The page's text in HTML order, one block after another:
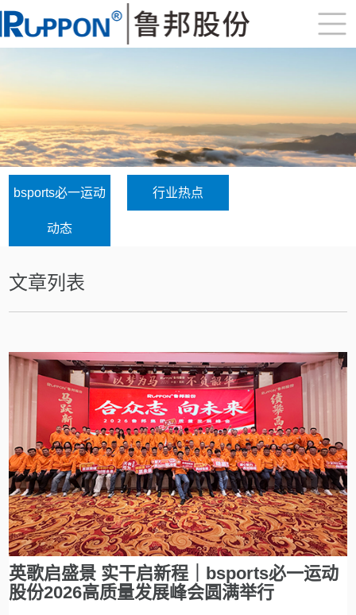
bsports必一运动
动态
行业热点
文章列表
英歌启盛景 实干启新程｜bsports必一运动
股份2026高质量发展峰会圆满举行